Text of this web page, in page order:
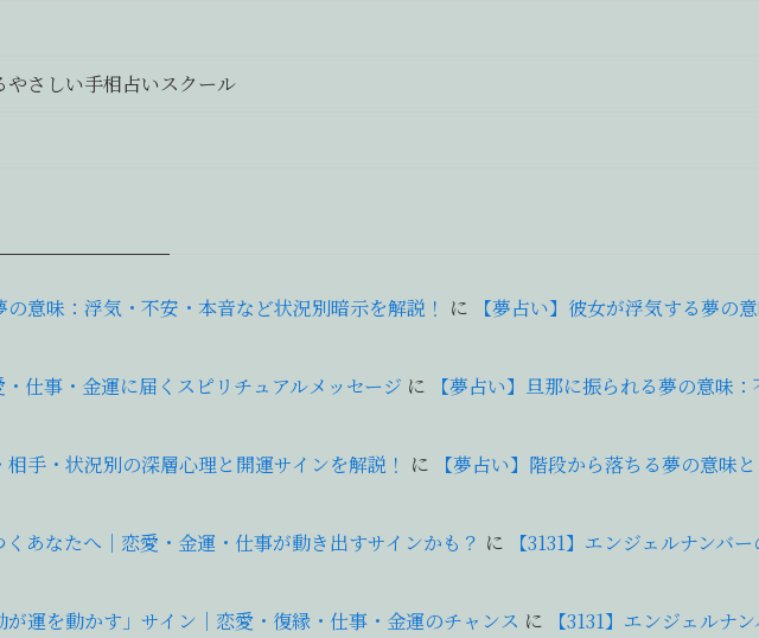
さしい手相占いスクール
意味：浮気・不安・本音など状況別暗示を解説！ に
【夢占い】彼女が浮気する夢の
仕事・金運に届くスピリチュアルメッセージ に
【夢占い】旦那に振られる夢の意味
手・状況別の深層心理と開運サインを解説！ に
【夢占い】階段から落ちる夢の意味
あなたへ｜恋愛・金運・仕事が動き出すサインかも？ に
【3131】エンジェルナンバ
が運を動かす」サイン｜恋愛・復縁・仕事・金運のチャンス に
【3131】エンジェルナ